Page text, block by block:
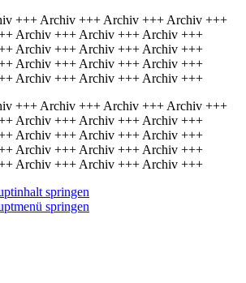
+++ Archiv +++ Archiv +++ Archiv +++
Archiv +++ Archiv +++ Archiv +++
Archiv +++ Archiv +++ Archiv +++
Archiv +++ Archiv +++ Archiv +++
Archiv +++ Archiv +++ Archiv +++
+++ Archiv +++ Archiv +++ Archiv +++
Archiv +++ Archiv +++ Archiv +++
Archiv +++ Archiv +++ Archiv +++
Archiv +++ Archiv +++ Archiv +++
Archiv +++ Archiv +++ Archiv +++
springen
springen